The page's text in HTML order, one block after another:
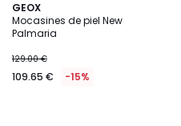
GEOX
Mocasines de piel New
Palmaria
129.00 €
109.65 € -15%